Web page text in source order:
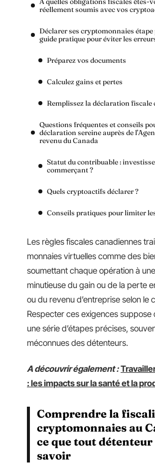
réellement soumis avec vos
Déclarer ses cryptomonnaies étape
guide pratique pour éviter les
Préparez vos documents
Calculez gains et pertes
Remplissez la déclaration fiscale
Questions fréquentes et conseils
déclaration sereine auprès de
revenu du Canada
Statut du contribuable :
commerçant ?
Quels cryptoactifs déclarer ?
Conseils pratiques pour limiter
Les règles fiscales canadiennes
monnaies virtuelles comme des
soumettant chaque opération à
minutieuse du gain ou de la perte
ou du revenu d’entreprise selon le
Respecter ces exigences suppose
une série d’étapes précises,
méconnues des détenteurs.
A découvrir également :
: les impacts sur la santé et la
Comprendre la
cryptomonnaies au
ce que tout
savoir